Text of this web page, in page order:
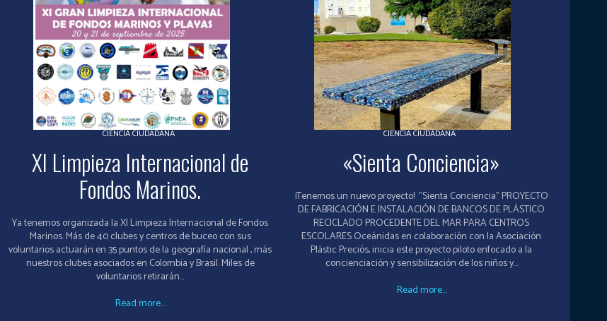
CIENCIA CIUDADANA
XI Limpieza Internacional de
Fondos Marinos.
Ya tenemos organizada la XI Limpieza Internacional de Fondos
Marinos. Más de 40 clubes y centros de buceo con sus
voluntarios actuarán en 35 puntos de la geografía nacional , más
nuestros clubes asociados en Colombia y Brasil. Miles de
voluntarios retirarán...
Read more...
CIENCIA CIUDADANA
«Sienta Conciencia»
¡Tenemos un nuevo proyecto! "Sienta Conciencia" PROYECTO
DE FABRICACIÓN E INSTALACIÓN DE BANCOS DE PLÁSTICO
RECICLADO PROCEDENTE DEL MAR PARA CENTROS
ESCOLARES Oceánidas en colaboración con la Asociación
Plàstic Preciós, inicia este proyecto piloto enfocado a la
concienciación y sensibilización de los niños y...
Read more...